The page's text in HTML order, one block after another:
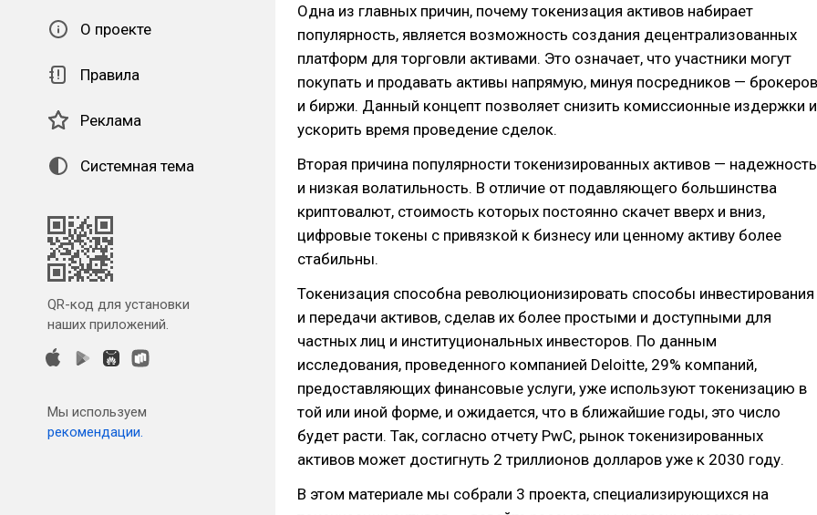
О проекте
Правила
Реклама
Системная тема
QR-код для установки
наших приложений.
Мы используем
рекомендации.
Одна из главных причин, почему токенизация активов набирает
популярность, является возможность создания децентрализованных
платформ для торговли активами. Это означает, что участники могут
покупать и продавать активы напрямую, минуя посредников — брокеров
и биржи. Данный концепт позволяет снизить комиссионные издержки и
ускорить время проведение сделок.
Вторая причина популярности токенизированных активов — надежность
и низкая волатильность. В отличие от подавляющего большинства
криптовалют, стоимость которых постоянно скачет вверх и вниз,
цифровые токены с привязкой к бизнесу или ценному активу более
стабильны.
Токенизация способна революционизировать способы инвестирования
и передачи активов, сделав их более простыми и доступными для
частных лиц и институциональных инвесторов. По данным
исследования, проведенного компанией Deloitte, 29% компаний,
предоставляющих финансовые услуги, уже используют токенизацию в
той или иной форме, и ожидается, что в ближайшие годы, это число
будет расти. Так, согласно отчету PwC, рынок токенизированных
активов может достигнуть 2 триллионов долларов уже к 2030 году.
В этом материале мы собрали 3 проекта, специализирующихся на